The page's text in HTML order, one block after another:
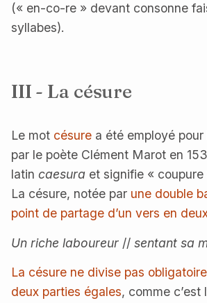
(« en-co-re » devant consonne
syllabes).
III - La césure
Le mot césure a été employé
par le poète Clément Marot en
latin caesura et signifie « coupure
La césure, notée par une double
point de partage d’un vers en
Un riche laboureur // sentant sa
La césure ne divise pas
deux parties égales, comme c’est